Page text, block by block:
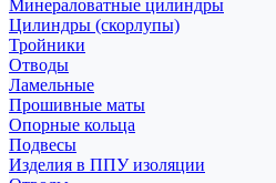
Минераловатные цилиндры
Цилиндры (скорлупы)
Тройники
Отводы
Ламельные
Прошивные маты
Опорные кольца
Подвесы
Изделия в ППУ изоляции